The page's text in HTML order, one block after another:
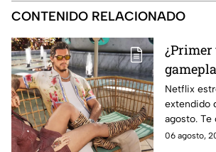
CONTENIDO RELACIONADO
tráiler
sus
Netflix
extendido
agosto. Te
hora verlo
06 agosto,